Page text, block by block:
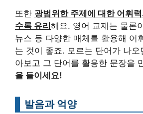
또한 광범위한 주제에 대한 어휘
수록 유리 해요. 영어 교재는 물론
뉴스 등 다양한 매체를 활용해 어
는 것이 좋죠. 모르는 단어가 나
아보고 그 단어를 활용한 문장을
을 들이세요!
발음과 억양